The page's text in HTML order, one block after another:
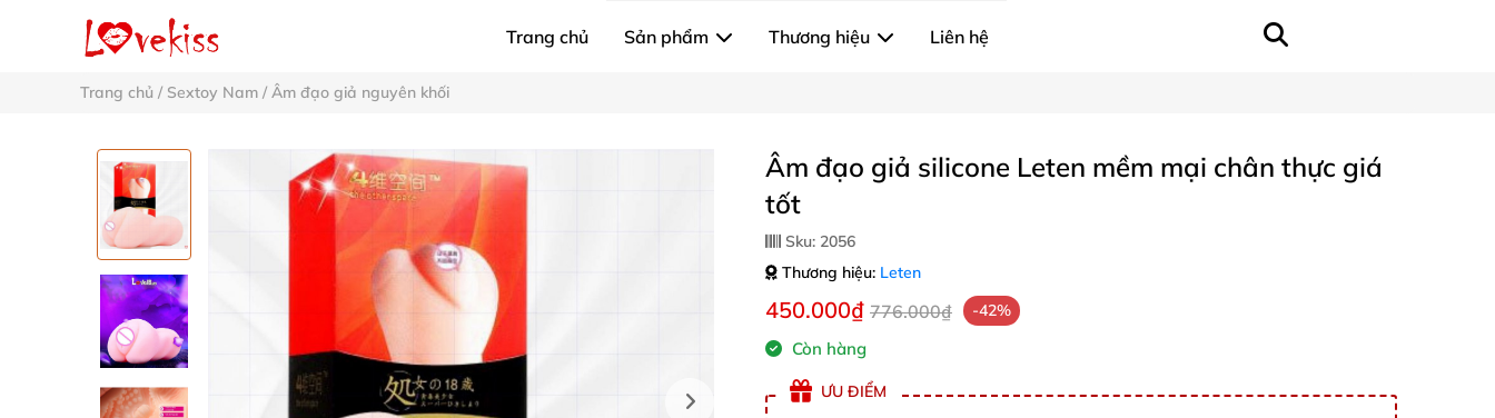
Trang chủ Sản phẩm Thương hiệu Liên hệ
Trang chủ / Sextoy Nam / Âm đạo giả nguyên khối
Âm đạo giả silicone Leten mềm mại chân thực giá
tốt
Sku: 2056
Thương hiệu: Leten
450.000₫ 776.000₫ -42%
Còn hàng
ƯU ĐIỂM